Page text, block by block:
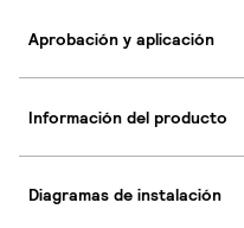
Aprobación y aplicación
Información del producto
Diagramas de instalación